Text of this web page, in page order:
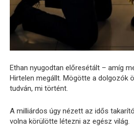
Ethan nyugodtan előresétált – amíg
Hirtelen megállt. Mögötte a dolgozók
tudván, mi történt.
A milliárdos úgy nézett az idős
volna körülötte létezni az egész világ.